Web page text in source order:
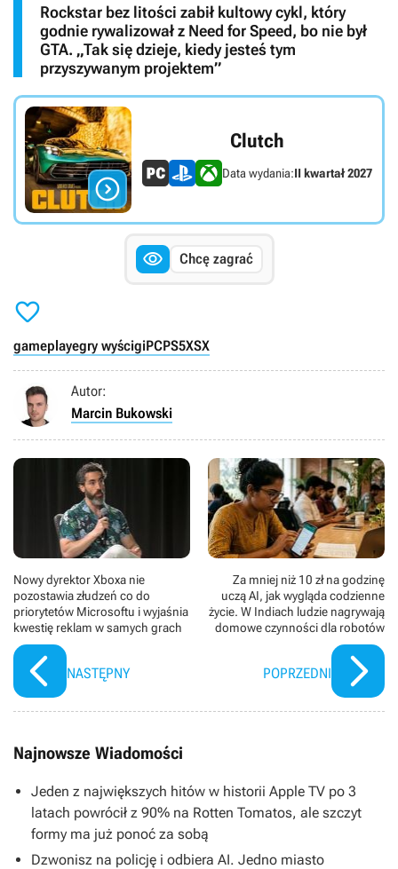
Rockstar bez litości zabił kultowy cykl, który
godnie rywalizował z Need for Speed, bo nie był
GTA. „Tak się dzieje, kiedy jesteś tym
przyszywanym projektem”

Clutch
Data wydania:II kwartał 2027
 Chcę zagrać

gameplayegry wyścigiPCPS5XSX
Autor:
Marcin Bukowski
Nowy dyrektor Xboxa nie
pozostawia złudzeń co do
priorytetów Microsoftu i wyjaśnia
kwestię reklam w samych grach
NASTĘPNY
Za mniej niż 10 zł na godzinę
uczą AI, jak wygląda codzienne
życie. W Indiach ludzie nagrywają
domowe czynności dla robotów
POPRZEDNI
Najnowsze Wiadomości
Jeden z największych hitów w historii Apple TV po 3
latach powrócił z 90% na Rotten Tomatos, ale szczyt
formy ma już ponoć za sobą
Dzwonisz na policję i odbiera AI. Jedno miasto